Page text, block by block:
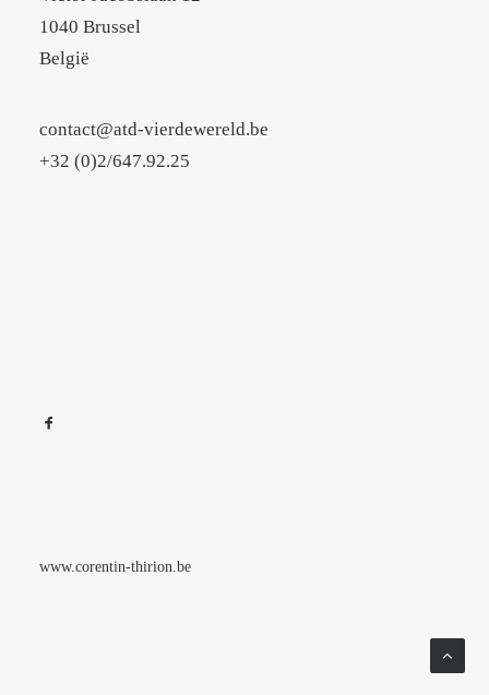
1040 Brussel
België
contact@atd-vierdewereld.be
+32 (0)2/647.92.25
www.corentin-thirion.be